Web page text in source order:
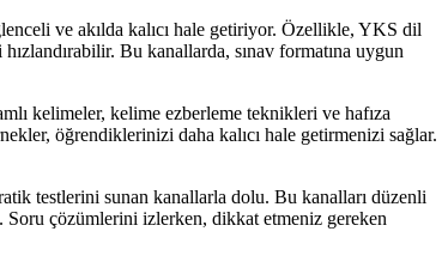
ve akılda kalıcı hale getiriyor. Özellikle, YKS dil
Bu kanallarda, sınav formatına uygun
kelimeler, kelime ezberleme teknikleri ve hafıza
öğrendiklerinizi daha kalıcı hale getirmenizi sağlar.
testlerini sunan kanallarla dolu. Bu kanalları düzenli
çözümlerini izlerken, dikkat etmeniz gereken